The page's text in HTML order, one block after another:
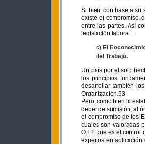
Si bien, con base a su
existe el compromiso
entre las partes. Así
legislación laboral .
c) El
del Trabajo.
Un país por el solo
los principios
desarrollar también
Organización.53
Pero, como bien lo
deber de sumisión, al
el compromiso de los
cuales son valoradas
O.I.T. que es el control
expertos en aplicación